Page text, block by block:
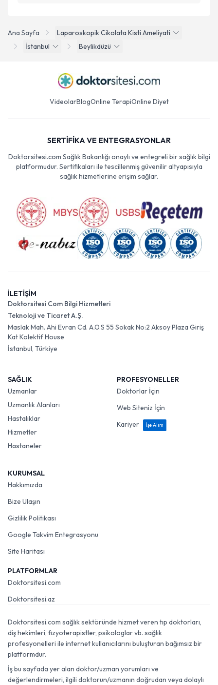
Ana Sayfa
Laparoskopik Cikolata Kisti Ameliyati
İstanbul
Beylikdüzü
VideolarBlogOnline TerapiOnline Diyet
SERTİFİKA VE ENTEGRASYONLAR
Doktorsitesi.com Sağlık Bakanlığı onaylı ve entegreli bir sağlık bilgi
platformudur. Sertifikaları ile tescillenmiş güvenilir altyapısıyla
sağlık hizmetlerine erişim sağlar.
İLETİŞİM
Doktorsitesi Com Bilgi Hizmetleri
Teknoloji ve Ticaret A.Ş.
Maslak Mah. Ahi Evran Cd. A.O.S 55 Sokak No:2 Aksoy Plaza Giriş
Kat Kolektif House
İstanbul, Türkiye
SAĞLIK
Uzmanlar
Uzmanlık Alanları
Hastalıklar
Hizmetler
Hastaneler
PROFESYONELLER
Doktorlar İçin
Web Siteniz İçin
Kariyer
İşe Alım
KURUMSAL
Hakkımızda
Bize Ulaşın
Gizlilik Politikası
Google Takvim Entegrasyonu
Site Haritası
PLATFORMLAR
Doktorsitesi.com
Doktorsitesi.az
Doktorsitesi.com sağlık sektöründe hizmet veren tıp doktorları,
diş hekimleri, fizyoterapistler, psikologlar vb. sağlık
profesyonelleri ile internet kullanıcılarını buluşturan bağımsız bir
platformdur.
İş bu sayfada yer alan doktor/uzman yorumları ve
değerlendirmeleri, ilgili doktorun/uzmanın doğrudan veya dolaylı